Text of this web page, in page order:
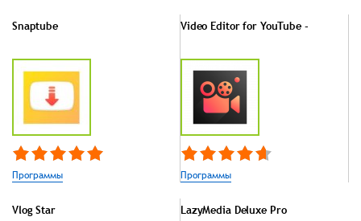
Snaptube
Программы
Video Editor for YouTube -
Программы
Vlog Star LazyMedia Deluxe Pro